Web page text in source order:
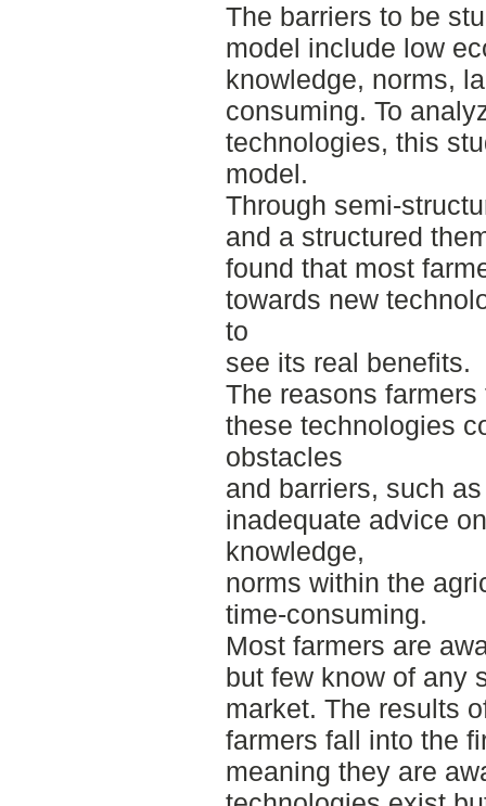
The barriers to be
model include low
knowledge, norms,
consuming. To
technologies, this
model.
Through semi-
and a structured
found that most
towards new
to
see its real benefits.
The reasons
these technologies
obstacles
and barriers, such
inadequate advice
knowledge,
norms within the
time-consuming.
Most farmers are
but few know of any
market. The results
farmers fall into the
meaning they are